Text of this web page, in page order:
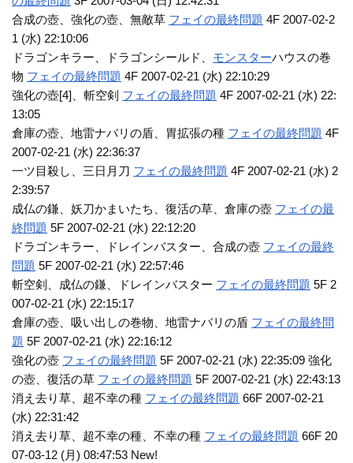
合成の壺、強化の壺、無敵草 フェイの最終問題 4F 2007-02-2
1 (水) 22:10:06
ドラゴンキラー、ドラゴンシールド、 モンスターハウスの巻
物 フェイの最終問題 4F 2007-02-21 (水) 22:10:29
強化の壺[4]、斬空剣 フェイの最終問題 4F 2007-02-21 (水) 22:
13:05
倉庫の壺、地雷ナバリの盾、胃拡張の種 フェイの最終問題 4F
2007-02-21 (水) 22:36:37
一ツ目殺し、三日月刀 フェイの最終問題 4F 2007-02-21 (水) 2
2:39:57
成仏の鎌、妖刀かまいたち、復活の草、倉庫の壺 フェイの最
終問題 5F 2007-02-21 (水) 22:12:20
ドラゴンキラー、ドレインバスター、合成の壺 フェイの最終
問題 5F 2007-02-21 (水) 22:57:46
斬空剣、成仏の鎌、ドレインバスター フェイの最終問題 5F 2
007-02-21 (水) 22:15:17
倉庫の壺、吸い出しの巻物、地雷ナバリの盾 フェイの最終問
題 5F 2007-02-21 (水) 22:16:12
強化の壺 フェイの最終問題 5F 2007-02-21 (水) 22:35:09 強化
の壺、復活の草 フェイの最終問題 5F 2007-02-21 (水) 22:43:13
消え去り草、超不幸の種 フェイの最終問題 66F 2007-02-21
(水) 22:31:42
消え去り草、超不幸の種、不幸の種 フェイの最終問題 66F 20
07-03-12 (月) 08:47:53 New!